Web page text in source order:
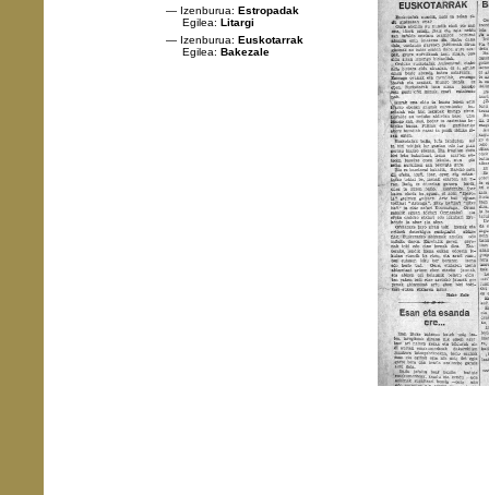
— Izenburua: Estropadak
Egilea: Litargi
— Izenburua: Euskotarrak
Egilea: Bakezale